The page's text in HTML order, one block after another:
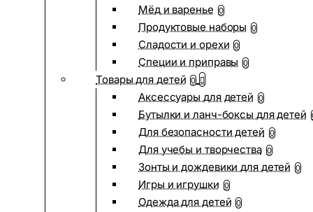
Мёд и варенье 0
Продуктовые наборы 0
Сладости и орехи 0
Специи и приправы 0
Товары для детей 0
Аксессуары для детей 0
Бутылки и ланч-боксы для детей
Для безопасности детей 0
Для учебы и творчества 0
Зонты и дождевики для детей 0
Игры и игрушки 0
Одежда для детей 0